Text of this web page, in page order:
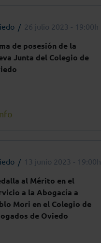
26 julio 2023 - 19:00h
de posesión de la
Junta del Colegio de
13 junio 2023 - 19:00h
al Mérito en el
a la Abogacía a
Mori en el Colegio de
de Oviedo